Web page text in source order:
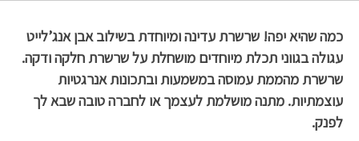
כמה שהיא יפה! שרשרת עדינה ומיוחדת בשילוב אבן אנג’לייט
עגולה בגווני תכלת מיוחדים מושחלת על שרשרת חלקה ודקה.
שרשרת מהממת עמוסה במשמעות ובתכונות אנרגטיות
עוצמתיות. מתנה מושלמת לעצמך או לחברה טובה שבא לך
לפנק.